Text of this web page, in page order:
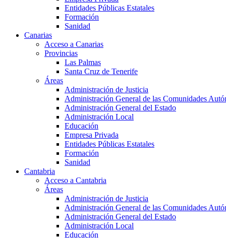
Entidades Públicas Estatales
Formación
Sanidad
Canarias
Acceso a Canarias
Provincias
Las Palmas
Santa Cruz de Tenerife
Áreas
Administración de Justicia
Administración General de las Comunidades
Administración General del Estado
Administración Local
Educación
Empresa Privada
Entidades Públicas Estatales
Formación
Sanidad
Cantabria
Acceso a Cantabria
Áreas
Administración de Justicia
Administración General de las Comunidades
Administración General del Estado
Administración Local
Educación